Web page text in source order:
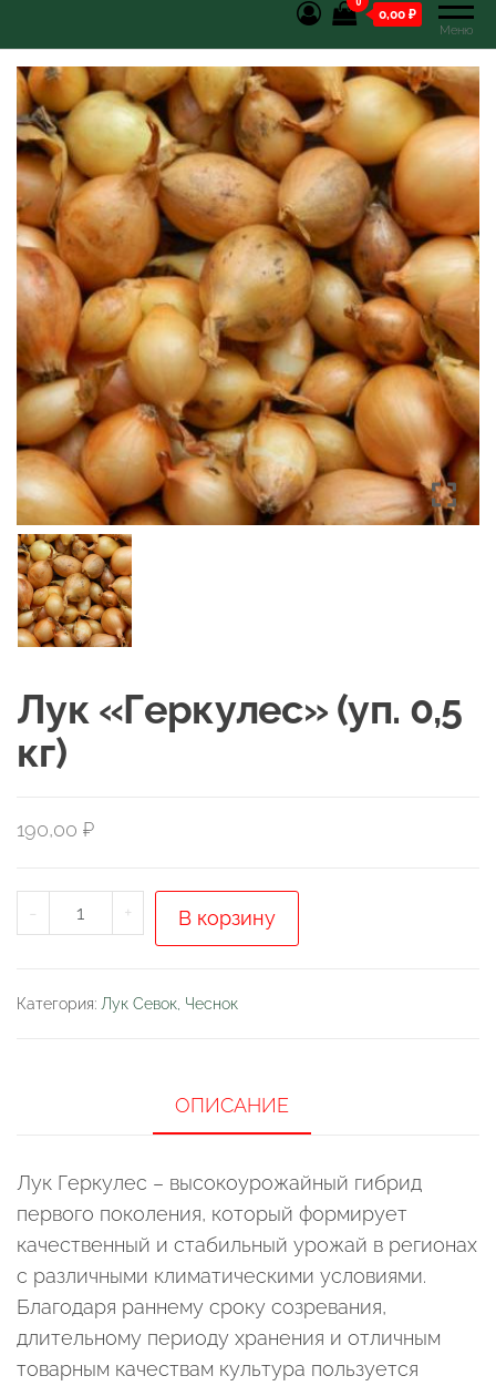
Меню
0,00 ₽
Лук «Геркулес» (уп. 0,5
кг)
190,00 ₽
-
Количество
товара
"Геркулес"
+ В корзину
Категория: Лук Севок, Чеснок
ОПИСАНИЕ
Лук Геркулес – высокоурожайный гибрид
первого поколения, который формирует
качественный и стабильный урожай в регионах
с различными климатическими условиями.
Благодаря раннему сроку созревания,
длительному периоду хранения и отличным
товарным качествам культура пользуется